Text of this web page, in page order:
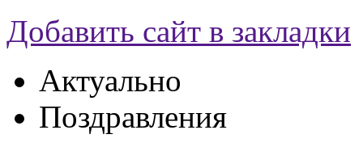
Добавить сайт в закладки
Актуально
Поздравления